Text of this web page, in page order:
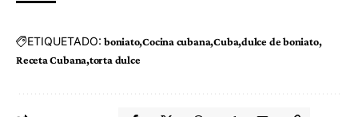
ETIQUETADO: boniato Cocina cubana Cuba dulce de boniato
Receta Cubana torta dulce